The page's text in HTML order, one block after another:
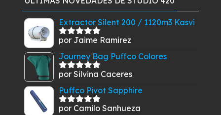
era:
$239.900.
es:
$209.900.
Extractor Silent 200 / 1120m3 Kasvi
Valorado
por Jaime Ramirez
Journey Bag Puffco Colores
Valorado
por Silvina Caceres
Puffco Pivot Sapphire
Valorado
por Camilo Sanhueza